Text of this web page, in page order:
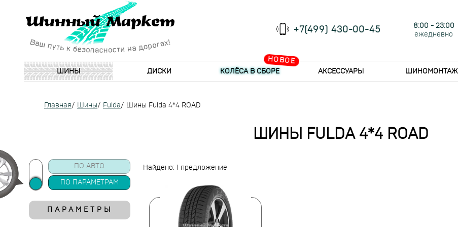
+7(499) 430-00-45
8:00 - 23:00
ежедневно
ШИНЫ ДИСКИ
НОВОЕ
КОЛЁСА В СБОРЕ АКСЕССУАРЫ ШИНОМОНТАЖ
Главная/ Шины/ Fulda/ Шины Fulda 4*4 ROAD
ШИНЫ FULDA 4*4 ROAD
Найдено: 1 предложение
ПО АВТО
ПО ПАРАМЕТРАМ
ПАРАМЕТРЫ